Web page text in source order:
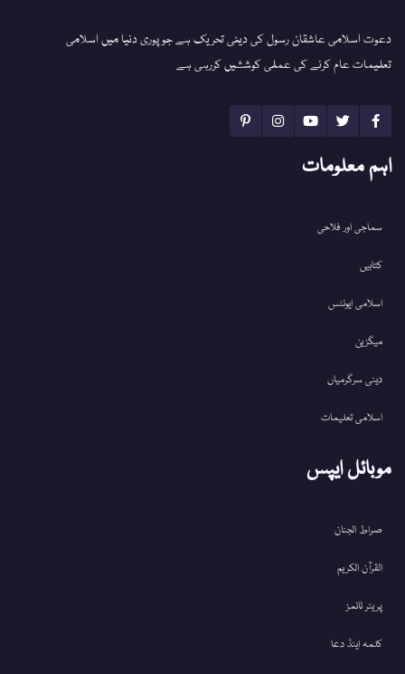
دعوت اسلامی عاشقان رسول کی دینی تحریک ہے جو پوری دنیا میں اسلامی
تعلیمات عام کرنے کی عملی کوششیں کررہی ہے
اہم معلومات
سماجی اور فلاحی
کتابیں
اسلامی ایونٹس
میگزین
دینی سرگرمیاں
اسلامی تعلیمات
موبائل ایپس
صراط الجنان
القرآن الکریم
پریئر ٹائمز
کلمہ اینڈ دعا